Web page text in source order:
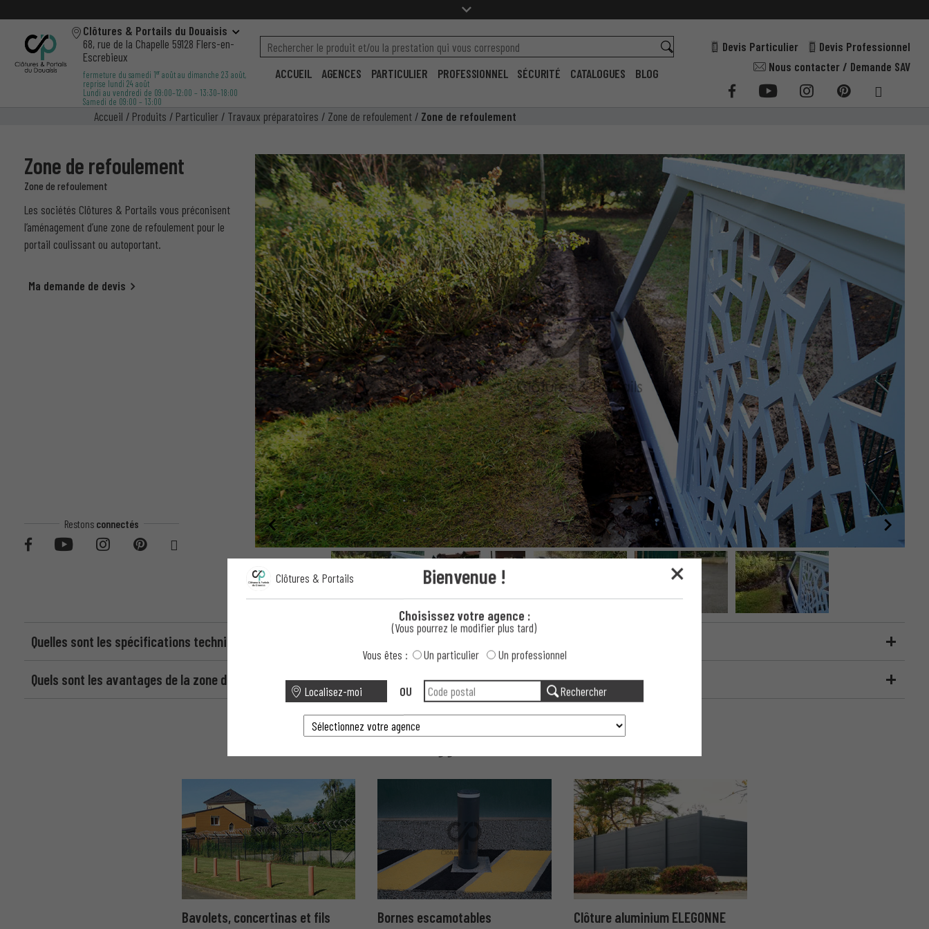
Clôtures & Portails du Douaisis
68, rue de la Chapelle 59128 Flers-en-
Escrebieux
fermeture du samedi 1eraoût au dimanche 23 août,
reprise lundi 24 août
Lundi au vendredi de 09:00–12:00 – 13:30–18:00
Samedi de 09:00 – 13:00
ACCUEIL AGENCES PARTICULIER PROFESSIONNEL SÉCURITÉ CATALOGUES BLOG
Devis Particulier
Devis Professionnel
Nous contacter / Demande SAV
Accueil / Produits / Particulier / Travaux préparatoires / Zone de refoulement / Zone de refoulement
Zone de refoulement
Zone de refoulement
Les sociétés Clôtures & Portails vous préconisent
l’aménagement d’une zone de refoulement pour le
portail coulissant ou autoportant.
Ma demande de devis
Restons connectés
Quelles sont les spécifications techniques de la zone de refoulement ?
Quels sont les avantages de la zone de refoulement ?
Suggestions
Bavolets, concertinas et fils
Bornes escamotables Clôture aluminium ELEGONNE
Clôtures & Portails Bienvenue !
Choisissez votre agence :
(Vous pourrez le modifier plus tard)
Vous êtes :
Un particulier Un professionnel
Localisez-moi OU Rechercher